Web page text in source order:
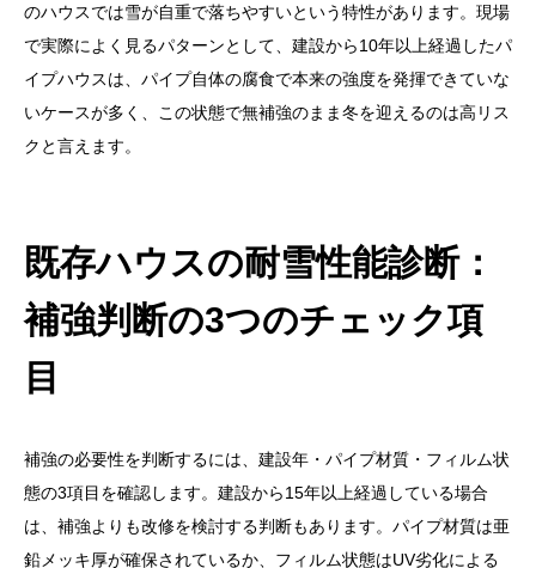
のハウスでは雪が自重で落ちやすいという特性があります。現場
で実際によく見るパターンとして、建設から10年以上経過したパ
イプハウスは、パイプ自体の腐食で本来の強度を発揮できていな
いケースが多く、この状態で無補強のまま冬を迎えるのは高リス
クと言えます。
既存ハウスの耐雪性能診断：
補強判断の3つのチェック項
目
補強の必要性を判断するには、建設年・パイプ材質・フィルム状
態の3項目を確認します。建設から15年以上経過している場合
は、補強よりも改修を検討する判断もあります。パイプ材質は亜
鉛メッキ厚が確保されているか、フィルム状態はUV劣化による